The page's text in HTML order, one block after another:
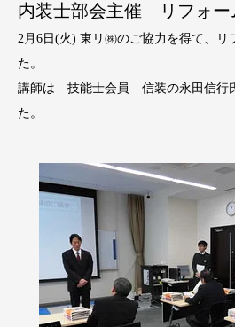
内装士部会主催 リフォー
2月6日(火) 東リ㈱のご協力を得て、リ
た。
講師は 技能士会員 信装の永田信行
た。